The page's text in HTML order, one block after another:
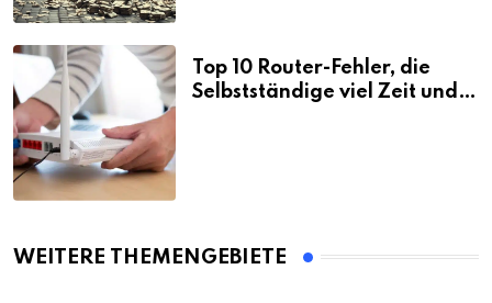
Top 10 Router-Fehler, die
Selbstständige viel Zeit und
WEITERE THEMENGEBIETE